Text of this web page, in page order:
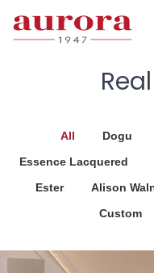
All Dogu
Essence Lacquered
Ester
Alison
Custom